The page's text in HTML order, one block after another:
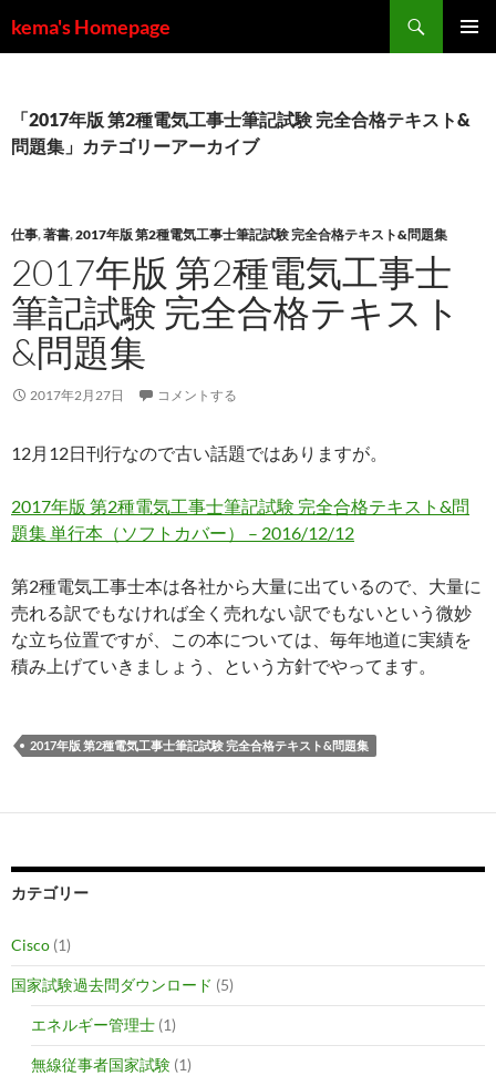
ン
へ
ッ
kema's Homepage
索
「2017年版 第2種電気工事士筆記試験 完全合格テキスト&
問題集」カテゴリーアーカイブ
仕事,著書,2017年版 第2種電気工事士筆記試験 完全合格テキスト&問題集
2017年版 第2種電気工事士
筆記試験 完全合格テキスト
&問題集
2017年2月27日 コメントする
12月12日刊行なので古い話題ではありますが。
2017年版 第2種電気工事士筆記試験 完全合格テキスト&問
題集 単行本（ソフトカバー） – 2016/12/12
第2種電気工事士本は各社から大量に出ているので、大量に
売れる訳でもなければ全く売れない訳でもないという微妙
な立ち位置ですが、この本については、毎年地道に実績を
積み上げていきましょう、という方針でやってます。
2017年版 第2種電気工事士筆記試験 完全合格テキスト&問題集
カテゴリー
Cisco (1)
国家試験過去問ダウンロード (5)
エネルギー管理士 (1)
無線従事者国家試験 (1)